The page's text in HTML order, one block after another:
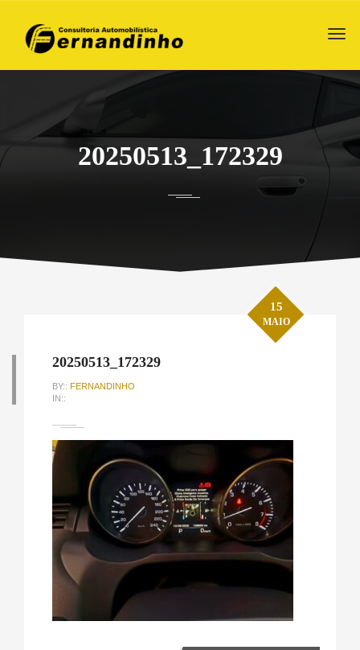
20250513_172329
20250513_172329
BY:: FERNANDINHO
IN::
15
MAIO